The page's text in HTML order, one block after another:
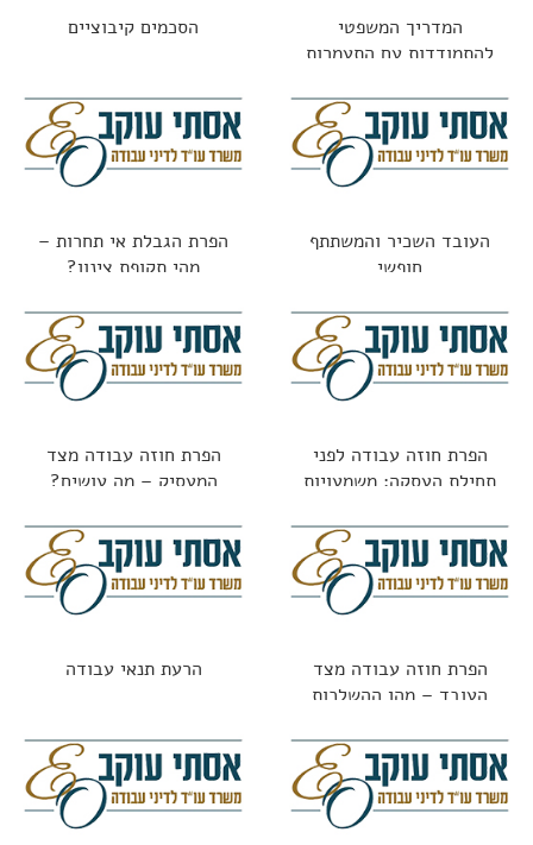
המדריך המשפטי
להתמודדות עם התעמרות
לתביעה?
הסכמים קיבוציים
העובד השכיר והמשתתף
חופשי
הפרת הגבלת אי תחרות –
מהי תקופת צינון?
הפרת חוזה עבודה לפני
תחילת העסקה: משמעויות
הפרת חוזה עבודה מצד
המעסיק – מה עושים?
הפרת חוזה עבודה מצד
העובד – מהן ההשלכות
הרעת תנאי עבודה